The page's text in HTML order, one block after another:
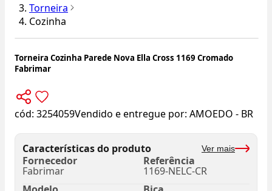
Torneira
Cozinha
Torneira Cozinha Parede Nova Ella Cross 1169 Cromado
Fabrimar
cód: 3254059Vendido e entregue por: AMOEDO - BR
Características do produto Ver mais
Fornecedor
Fabrimar
Referência
1169-NELC-CR